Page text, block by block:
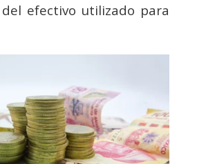
efectivo utilizado para